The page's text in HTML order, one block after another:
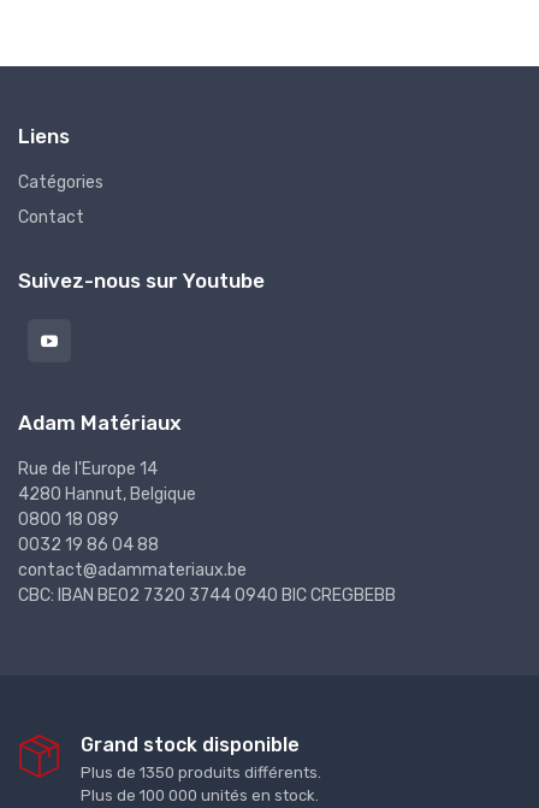
Liens
Catégories
Contact
Suivez-nous sur Youtube
Adam Matériaux
Rue de l'Europe 14
4280 Hannut, Belgique
0800 18 089
0032 19 86 04 88
contact@adammateriaux.be
CBC: IBAN BE02 7320 3744 0940 BIC CREGBEBB
Grand stock disponible
Plus de 1350 produits différents.
Plus de 100 000 unités en stock.